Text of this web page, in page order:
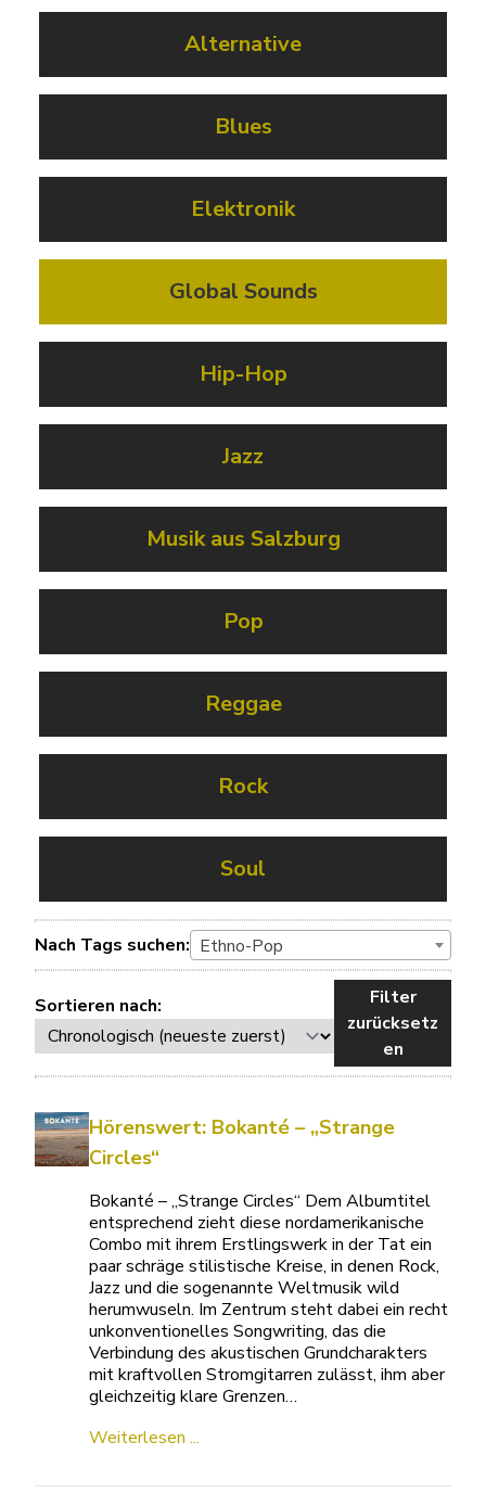
Alternative
Blues
Elektronik
Global Sounds
Hip-Hop
Jazz
Musik aus Salzburg
Pop
Reggae
Rock
Soul
Nach Tags suchen: Ethno-Pop
Sortieren nach:
Filter
zurücksetz
en
Hörenswert: Bokanté – „Strange
Circles“
Bokanté – „Strange Circles“ Dem Albumtitel
entsprechend zieht diese nordamerikanische
Combo mit ihrem Erstlingswerk in der Tat ein
paar schräge stilistische Kreise, in denen Rock,
Jazz und die sogenannte Weltmusik wild
herumwuseln. Im Zentrum steht dabei ein recht
unkonventionelles Songwriting, das die
Verbindung des akustischen Grundcharakters
mit kraftvollen Stromgitarren zulässt, ihm aber
gleichzeitig klare Grenzen…
Weiterlesen ...